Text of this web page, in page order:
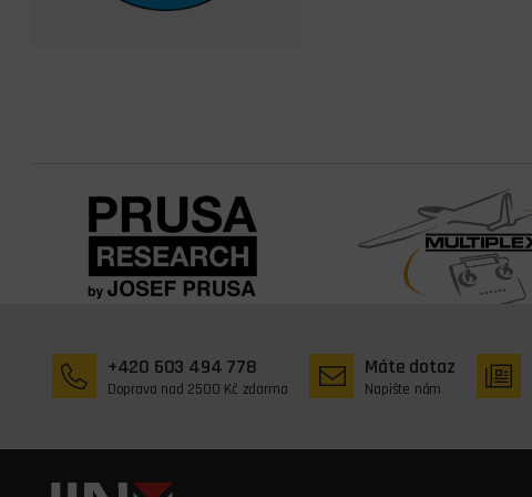
+420 603 494 778
Doprava nad 2500 Kč zdarma
Máte dotaz
Napište nám